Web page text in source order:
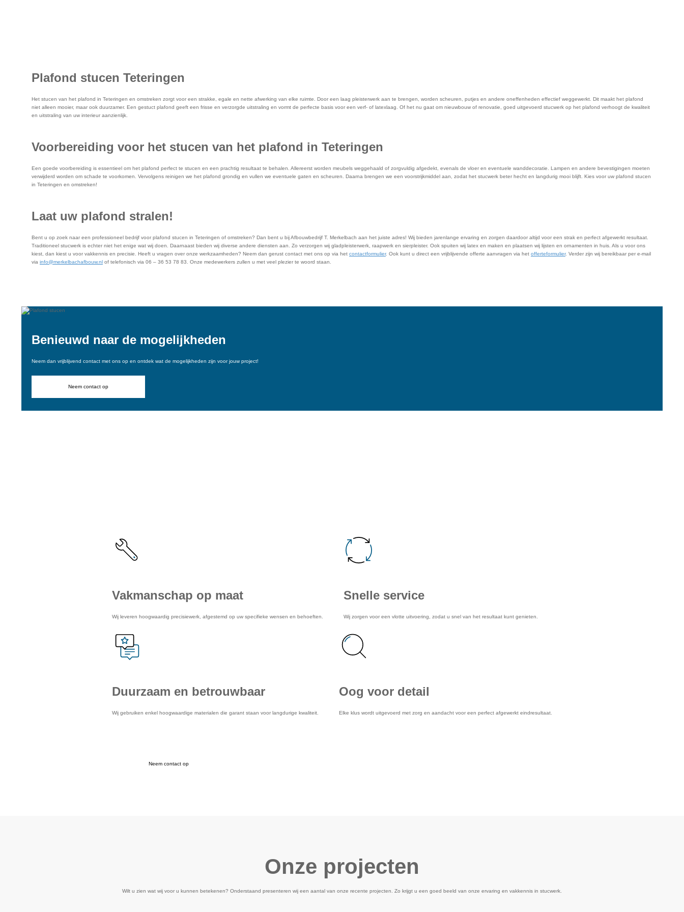
Plafond stucen Teteringen
Het stucen van het plafond in Teteringen en omstreken zorgt voor een strakke, egale en nette afwerking van elke ruimte. Door een laag pleisterwerk aan te brengen, worden scheuren, putjes en andere oneffenheden effectief weggewerkt. Dit maakt het plafond
niet alleen mooier, maar ook duurzamer. Een gestuct plafond geeft een frisse en verzorgde uitstraling en vormt de perfecte basis voor een verf- of latexlaag. Of het nu gaat om nieuwbouw of renovatie, goed uitgevoerd stucwerk op het plafond verhoogt de kwaliteit
en uitstraling van uw interieur aanzienlijk.
Voorbereiding voor het stucen van het plafond in Teteringen
Een goede voorbereiding is essentieel om het plafond perfect te stucen en een prachtig resultaat te behalen. Allereerst worden meubels weggehaald of zorgvuldig afgedekt, evenals de vloer en eventuele wanddecoratie. Lampen en andere bevestigingen moeten
verwijderd worden om schade te voorkomen. Vervolgens reinigen we het plafond grondig en vullen we eventuele gaten en scheuren. Daarna brengen we een voorstrijkmiddel aan, zodat het stucwerk beter hecht en langdurig mooi blijft. Kies voor uw plafond stucen
in Teteringen en omstreken!
Laat uw plafond stralen!
Bent u op zoek naar een professioneel bedrijf voor plafond stucen in Teteringen of omstreken? Dan bent u bij Afbouwbedrijf T. Merkelbach aan het juiste adres! Wij bieden jarenlange ervaring en zorgen daardoor altijd voor een strak en perfect afgewerkt resultaat.
Traditioneel stucwerk is echter niet het enige wat wij doen. Daarnaast bieden wij diverse andere diensten aan. Zo verzorgen wij gladpleisterwerk, raapwerk en sierpleister. Ook spuiten wij latex en maken en plaatsen wij lijsten en ornamenten in huis. Als u voor ons
kiest, dan kiest u voor vakkennis en precisie. Heeft u vragen over onze werkzaamheden? Neem dan gerust contact met ons op via het contactformulier. Ook kunt u direct een vrijblijvende offerte aanvragen via het offerteformulier. Verder zijn wij bereikbaar per e-mail
via info@merkelbachafbouw.nl of telefonisch via 06 – 36 53 78 83. Onze medewerkers zullen u met veel plezier te woord staan.
Benieuwd naar de mogelijkheden
Neem dan vrijblijvend contact met ons op en ontdek wat de mogelijkheden zijn voor jouw project!
Neem contact op
Vakmanschap op maat
Wij leveren hoogwaardig precisiewerk, afgestemd op uw specifieke wensen en behoeften.
Snelle service
Wij zorgen voor een vlotte uitvoering, zodat u snel van het resultaat kunt genieten.
Duurzaam en betrouwbaar
Wij gebruiken enkel hoogwaardige materialen die garant staan voor langdurige kwaliteit.
Oog voor detail
Elke klus wordt uitgevoerd met zorg en aandacht voor een perfect afgewerkt eindresultaat.
Neem contact op
Onze projecten
Wilt u zien wat wij voor u kunnen betekenen? Onderstaand presenteren wij een aantal van onze recente projecten. Zo krijgt u een goed beeld van onze ervaring en vakkennis in stucwerk.